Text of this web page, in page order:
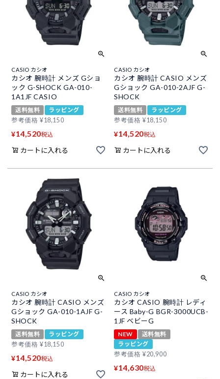
CASIO カシオ
カシオ 腕時計 メンズ Gショ
ック G-SHOCK GA-010-
1A1JF CASIO
送料無料
ラッピング
参考価格 ¥18,150
¥14,520税込
カートに入れる
CASIO カシオ
カシオ 腕時計 CASIO メンズ
Gショック GA-010-2AJF G-
SHOCK
送料無料
ラッピング
参考価格 ¥18,150
¥14,520税込
カートに入れる
CASIO カシオ
カシオ 腕時計 CASIO メンズ
Gショック GA-010-1AJF G-
SHOCK
送料無料
ラッピング
参考価格 ¥18,150
¥14,520税込
カートに入れる
CASIO カシオ
カシオ CASIO 腕時計 レディ
ース Baby-G BGR-3000UCB-
1JF ベビーG
NEW
送料無料
ラッピング
参考価格 ¥20,900
¥14,630税込